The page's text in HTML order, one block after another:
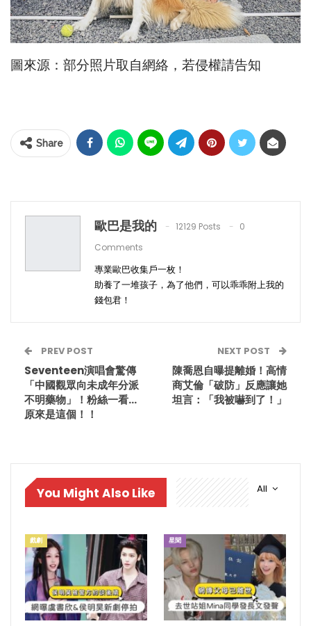
圖來源：部分照片取自網絡，若侵權請告知
Share
歐巴是我的 12129 Posts
0
Comments
專業歐巴收集戶一枚！
助養了一堆孩子，為了他們，可以乖乖附上我的
錢包君！
PREV POST
Seventeen演唱會驚傳
「中國觀眾向未成年分派
不明藥物」！粉絲一看…
原來是這個！！
NEXT POST
陳喬恩自曝提離婚！高情
商艾倫「破防」反應讓她
坦言：「我被嚇到了！」
All
You Might Also Like
戲劇 星聞